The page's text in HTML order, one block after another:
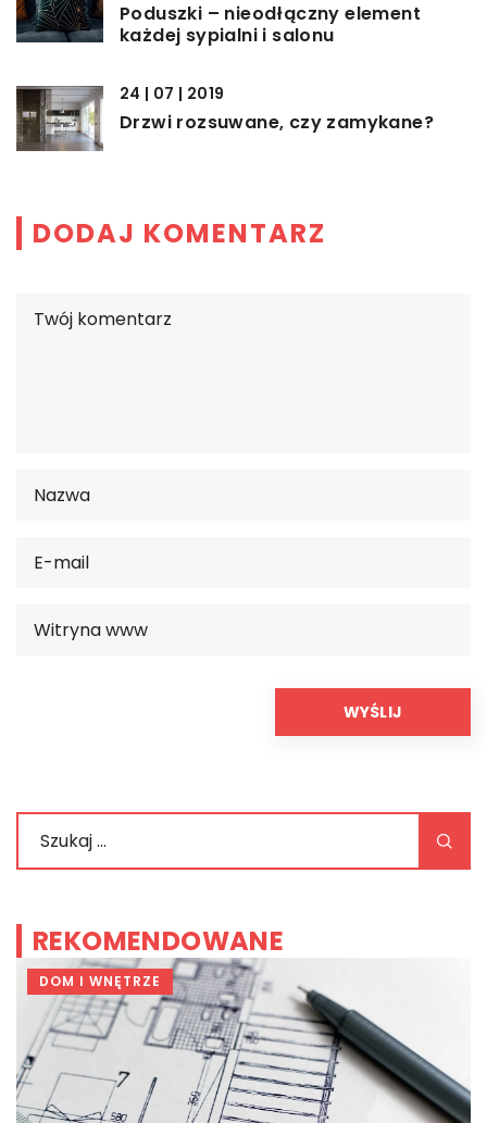
Poduszki – nieodłączny element
każdej sypialni i salonu
24 | 07 | 2019
Drzwi rozsuwane, czy zamykane?
DODAJ KOMENTARZ
REKOMENDOWANE
DOM I WNĘTRZE